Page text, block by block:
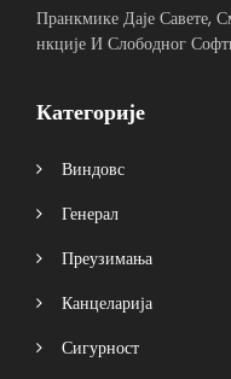
Пранкмике Даје Савете,
нкције И Слободног
Категорије
Виндовс
Генерал
Преузимања
Канцеларија
Сигурност